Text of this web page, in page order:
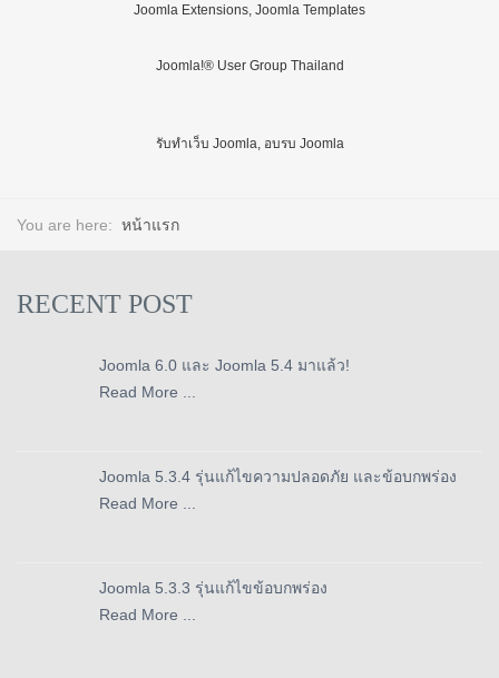
Joomla Extensions, Joomla Templates
Joomla!® User Group Thailand
รับทำเว็บ Joomla, อบรบ Joomla
You are here: หน้าแรก
RECENT POST
Joomla 6.0 และ Joomla 5.4 มาแล้ว!
Read More ...
Joomla 5.3.4 รุ่นแก้ไขความปลอดภัย และข้อบกพร่อง
Read More ...
Joomla 5.3.3 รุ่นแก้ไขข้อบกพร่อง
Read More ...